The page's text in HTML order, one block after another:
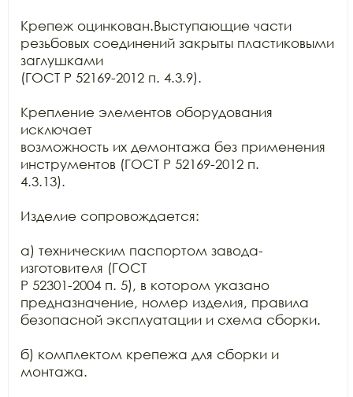
Крепеж оцинкован.Выступающие части
резьбовых соединений закрыты пластиковыми
заглушками
(ГОСТ Р 52169-2012 п. 4.3.9).
Крепление элементов оборудования
исключает
возможность их демонтажа без применения
инструментов (ГОСТ Р 52169-2012 п.
4.3.13).
Изделие сопровождается:
а) техническим паспортом завода-
изготовителя (ГОСТ
Р 52301-2004 п. 5), в котором указано
предназначение, номер изделия, правила
безопасной эксплуатации и схема сборки.
б) комплектом крепежа для сборки и
монтажа.